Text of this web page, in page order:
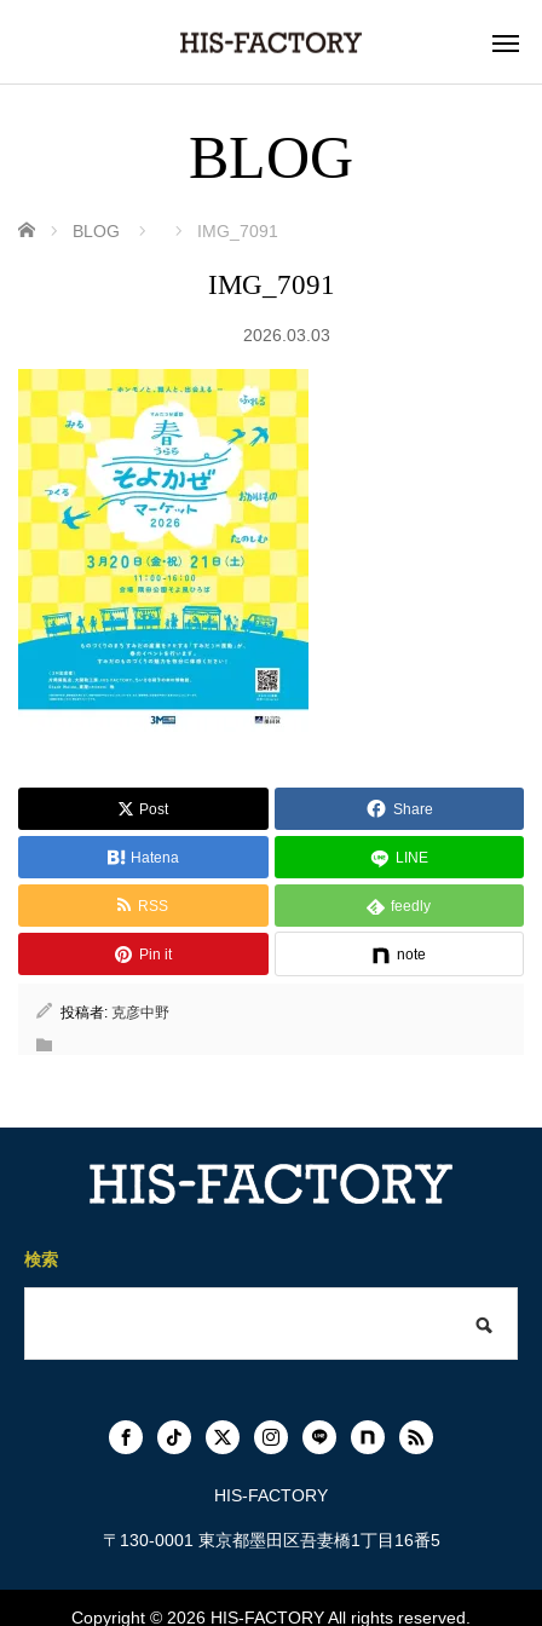
BLOG
ホーム BLOG IMG_7091
IMG_7091
2026.03.03
Post Share
Hatena LINE
RSS feedly
Pin it note
投稿者: 克彦中野
検索
HIS-FACTORY
〒130-0001 東京都墨田区吾妻橋1丁目16番5
Copyright © 2026 HIS-FACTORYAll rights reserved.